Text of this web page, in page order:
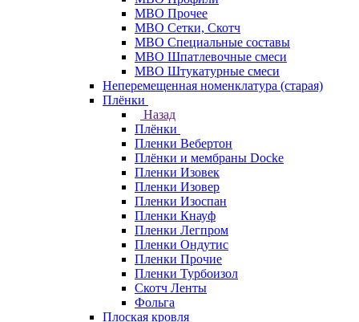
МВО Прочее
МВО Сетки, Скотч
МВО Специальные составы
МВО Шпатлевочные смеси
МВО Штукатурные смеси
Неперемещенная номенклатура (старая)
Плёнки
Назад
Плёнки
Пленки Вебертон
Плёнки и мембраны Docke
Пленки Изовек
Пленки Изовер
Пленки Изоспан
Пленки Кнауф
Пленки Легпром
Пленки Ондутис
Пленки Прочие
Пленки Турбоизол
Скотч Ленты
Фольга
Плоская кровля